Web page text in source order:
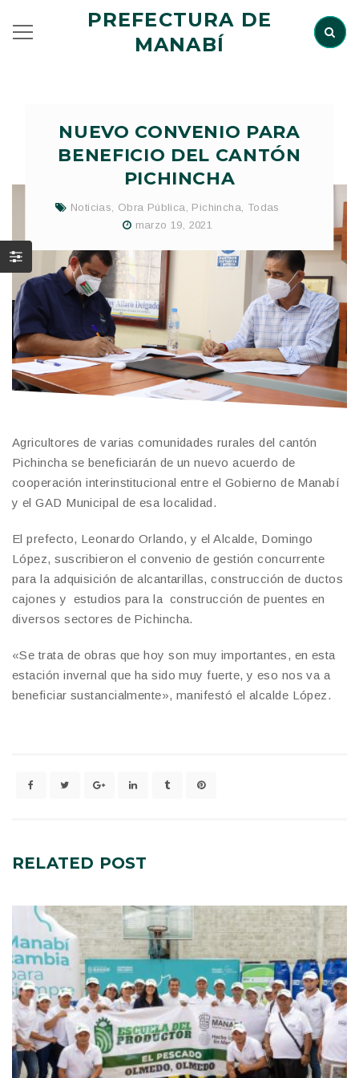
PREFECTURA DE
MANABÍ
NUEVO CONVENIO PARA
BENEFICIO DEL CANTÓN
PICHINCHA
Noticias Obra Pública Pichincha
Todas
marzo 19, 2021
Agricultores de varias comunidades rurales del cantón
Pichincha se beneficiarán de un nuevo acuerdo de
cooperación interinstitucional entre el Gobierno de Manabí
y el GAD Municipal de esa localidad.
El prefecto, Leonardo Orlando, y el Alcalde, Domingo
López, suscribieron el convenio de gestión concurrente
para la adquisición de alcantarillas, construcción de ductos
cajones y estudios para la construcción de puentes en
diversos sectores de Pichincha.
«Se trata de obras que hoy son muy importantes, en esta
estación invernal que ha sido muy fuerte, y eso nos va a
beneficiar sustancialmente», manifestó el alcalde López.
RELATED POST